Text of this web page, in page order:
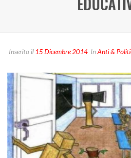
Inserito il 15 Dicembre 2014 InAnti &